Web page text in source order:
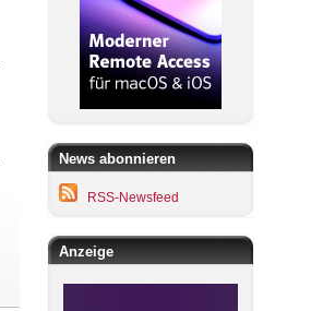
News abonnieren
RSS-Newsfeed
Anzeige